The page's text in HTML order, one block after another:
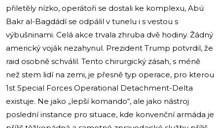
přiletěly nízko, operátoři se dostali ke komplexu, Abú
Bakr al-Bagdádí se odpálil v tunelu i s vestou s
výbušninami. Celá akce trvala zhruba dvě hodiny. Žádný
americký voják nezahynul. Prezident Trump potvrdil, že
raid osobně schválil. Tento chirurgický zásah, s méně
než stem lidí na zemi, je přesně typ operace, pro kterou
1st Special Forces Operational Detachment-Delta
existuje. Ne jako „lepší komando“, ale jako nástroj
poslední instance pro situace, kde konvenční armáda je